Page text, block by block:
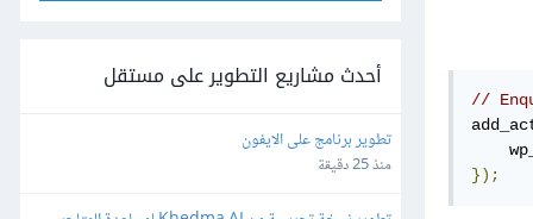
//
});
أحدث مشاريع التطوير على مستقل
تطوير برنامج على الايفون
منذ 25 دقيقة